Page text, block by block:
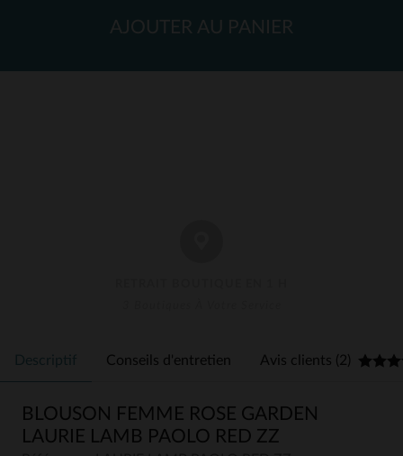
AJOUTER AU PANIER
Descriptif Conseils d'entretien Avis clients (2)
BLOUSON FEMME ROSE GARDEN
LAURIE LAMB PAOLO RED ZZ